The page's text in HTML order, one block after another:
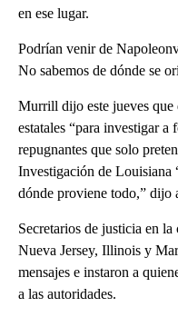
en ese lugar.
Podrían venir de
No sabemos de dónde se
Murrill dijo este jueves que
estatales “para investigar a
repugnantes que solo
Investigación de Louisiana
dónde proviene todo,” dijo
Secretarios de justicia en
Nueva Jersey, Illinois y
mensajes e instaron a
a las autoridades.